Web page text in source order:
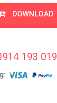
DOWNLOAD
193 019